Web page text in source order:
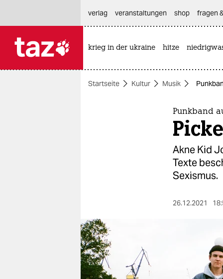
themen
berlin
nord
wahrheit
verlag
veranstaltungen shop fragen
krieg in der ukraine hitze
Startseite Kultur Musik
Punkband
Akne Kid
Texte
Sexismus.
26.12.2021